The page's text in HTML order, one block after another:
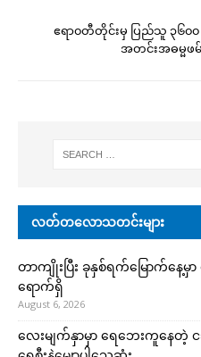
ဧရာ၀တီတိုင်းမှ ပြည်သူ ၃၆၀
အတင်းအဓမ္မဖ
လတ်တလောသတင်းများ
တာကျိုးပြီး ခုနှစ်ရက်မြောက်နေ့မှ
ရောက်ရှိ
August 6, 2026
လေးမျက်နှာမှာ ရေဘေးကူနေတဲ့